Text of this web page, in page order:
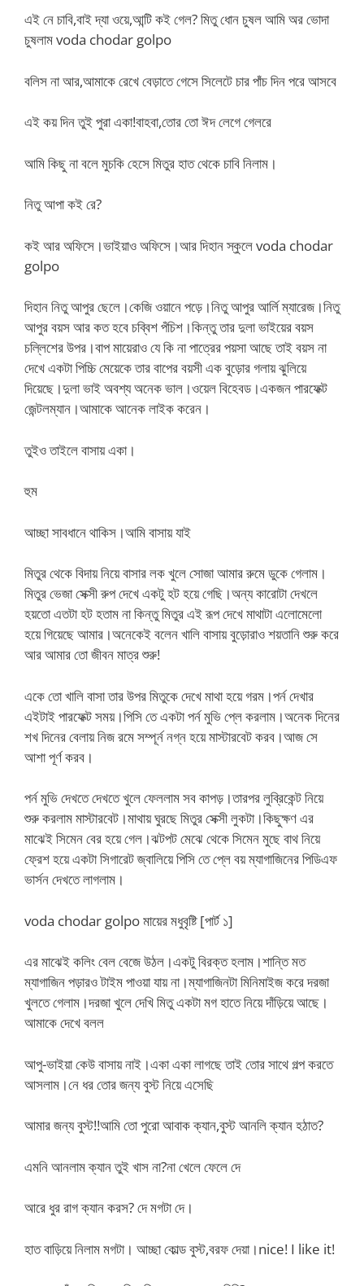
এই নে চাবি,বাই দ্যা ওয়ে,আন্টি কই গেল? মিতু ধোন চুষল আমি অর ভোদা
চুষলাম voda chodar golpo
বলিস না আর,আমাকে রেখে বেড়াতে গেসে সিলেটে চার পাঁচ দিন পরে আসবে
এই কয় দিন তুই পুরা একা!বাহবা,তোর তো ঈদ লেগে গেলরে
আমি কিছু না বলে মুচকি হেসে মিতুর হাত থেকে চাবি নিলাম।
নিতু আপা কই রে?
কই আর অফিসে।ভাইয়াও অফিসে।আর দিহান স্কুলে voda chodar
golpo
দিহান নিতু আপুর ছেলে।কেজি ওয়ানে পড়ে।নিতু আপুর আর্লি ম্যারেজ।নিতু
আপুর বয়স আর কত হবে চব্বিশ পঁচিশ।কিন্তু তার দুলা ভাইয়ের বয়স
চল্লিশের উপর।বাপ মায়েরাও যে কি না পাত্রের পয়সা আছে তাই বয়স না
দেখে একটা পিচ্চি মেয়েকে তার বাপের বয়সী এক বুড়োর গলায় ঝুলিয়ে
দিয়েছে।দুলা ভাই অবশ্য অনেক ভাল।ওয়েল বিহেবড।একজন পারফেক্ট
জেন্টলম্যান।আমাকে আনেক লাইক করেন।
তুইও তাইলে বাসায় একা।
হুম
আচ্ছা সাবধানে থাকিস।আমি বাসায় যাই
মিতুর থেকে বিদায় নিয়ে বাসার লক খুলে সোজা আমার রুমে ডুকে গেলাম।
মিতুর ভেজা সেক্সী রুপ দেখে একটু হট হয়ে গেছি।অন্য কারোটা দেখলে
হয়তো এতটা হট হতাম না কিন্তু মিতুর এই রূপ দেখে মাথাটা এলোমেলো
হয়ে গিয়েছে আমার।অনেকেই বলেন খালি বাসায় বুড়োরাও শয়তানি শুরু করে
আর আমার তো জীবন মাত্র শুরু!
একে তো খালি বাসা তার উপর মিতুকে দেখে মাথা হয়ে গরম।পর্ন দেখার
এইটাই পারফেক্ট সময়।পিসি তে একটা পর্ন মুভি প্লে করলাম।অনেক দিনের
শখ দিনের বেলায় নিজ রমে সম্পূর্ন নগ্ন হয়ে মাস্টারবেট করব।আজ সে
আশা পূর্ণ করব।
পর্ন মুভি দেখতে দেখতে খুলে ফেললাম সব কাপড়।তারপর লুব্রিকেন্ট নিয়ে
শুরু করলাম মাস্টারবেট।মাথায় ঘুরছে মিতুর সেক্সী লুকটা।কিছুক্ষণ এর
মাঝেই সিমেন বের হয়ে গেল।ঝটপট মেঝে থেকে সিমেন মুছে বাথ নিয়ে
ফ্রেশ হয়ে একটা সিগারেট জ্বালিয়ে পিসি তে প্লে বয় ম্যাগাজিনের পিডিএফ
ভার্সন দেখতে লাগলাম।
voda chodar golpo মায়ের মধুবৃষ্টি [পার্ট ১]
এর মাঝেই কলিং বেল বেজে উঠল।একটু বিরক্ত হলাম।শান্তি মত
ম্যাগাজিন পড়ারও টাইম পাওয়া যায় না।ম্যাগাজিনটা মিনিমাইজ করে দরজা
খুলতে গেলাম।দরজা খুলে দেখি মিতু একটা মগ হাতে নিয়ে দাঁড়িয়ে আছে।
আমাকে দেখে বলল
আপু-ভাইয়া কেউ বাসায় নাই।একা একা লাগছে তাই তোর সাথে গল্প করতে
আসলাম।নে ধর তোর জন্য বুস্ট নিয়ে এসেছি
আমার জন্য বুস্ট!!আমি তো পুরো আবাক ক্যান,বুস্ট আনলি ক্যান হঠাত?
এমনি আনলাম ক্যান তুই খাস না?না খেলে ফেলে দে
আরে ধুর রাগ ক্যান করস? দে মগটা দে।
হাত বাড়িয়ে নিলাম মগটা। আচ্ছা কোল্ড বুস্ট,বরফ দেয়া।nice! I like it!